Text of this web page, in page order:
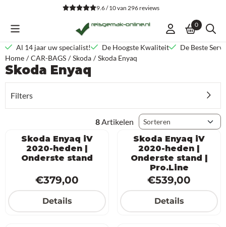
Cookievoorkeuren zijn beschikbaar. Kies instellingen of sta alle
9.6 / 10van296reviews
0
Al 14 jaar uw specialist! De Hoogste Kwaliteit
De Beste
Home / CAR-BAGS / Skoda / Skoda Enyaq
Skoda Enyaq
Filters
8 Artikelen Sorteermethode
Skoda Enyaq iV
2020-heden |
Onderste stand
Prijs: 379,00
€379,00
Details
Skoda Enyaq iV
2020-heden |
Onderste stand |
Pro.Line
Prijs: 539,00
€539,00
Details